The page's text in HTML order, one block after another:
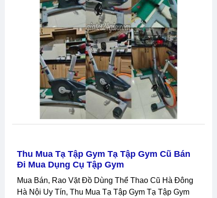
Thu Mua Tạ Tập Gym Tạ Tập Gym Cũ Bán
Đi Mua Dụng Cụ Tập Gym
Mua Bán, Rao Vặt Đồ Dùng Thể Thao Cũ Hà Đông
Hà Nội Uy Tín, Thu Mua Tạ Tập Gym Tạ Tập Gym